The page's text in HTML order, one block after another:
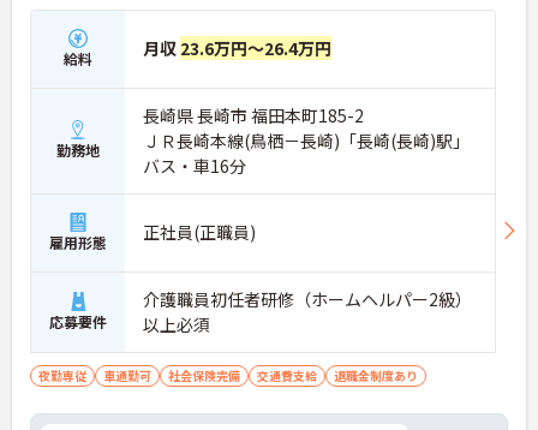
給料 月収 23.6万円～26.4万円
勤務地
長崎県 長崎市 福田本町185-2
ＪＲ長崎本線(鳥栖－長崎)「長崎(長崎)駅」
バス・車16分
雇用形態 正社員(正職員)
応募要件
介護職員初任者研修（ホームヘルパー2級）
以上必須
夜勤専従 車通勤可 社会保険完備 交通費支給 退職金制度あり